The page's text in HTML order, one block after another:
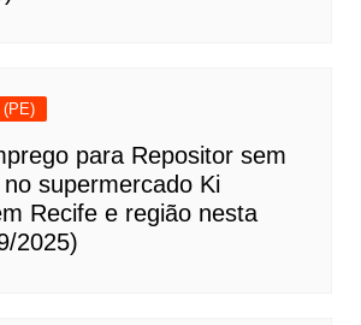
(PE)
para Repositor sem
supermercado Ki
Recife e região nesta
2025)